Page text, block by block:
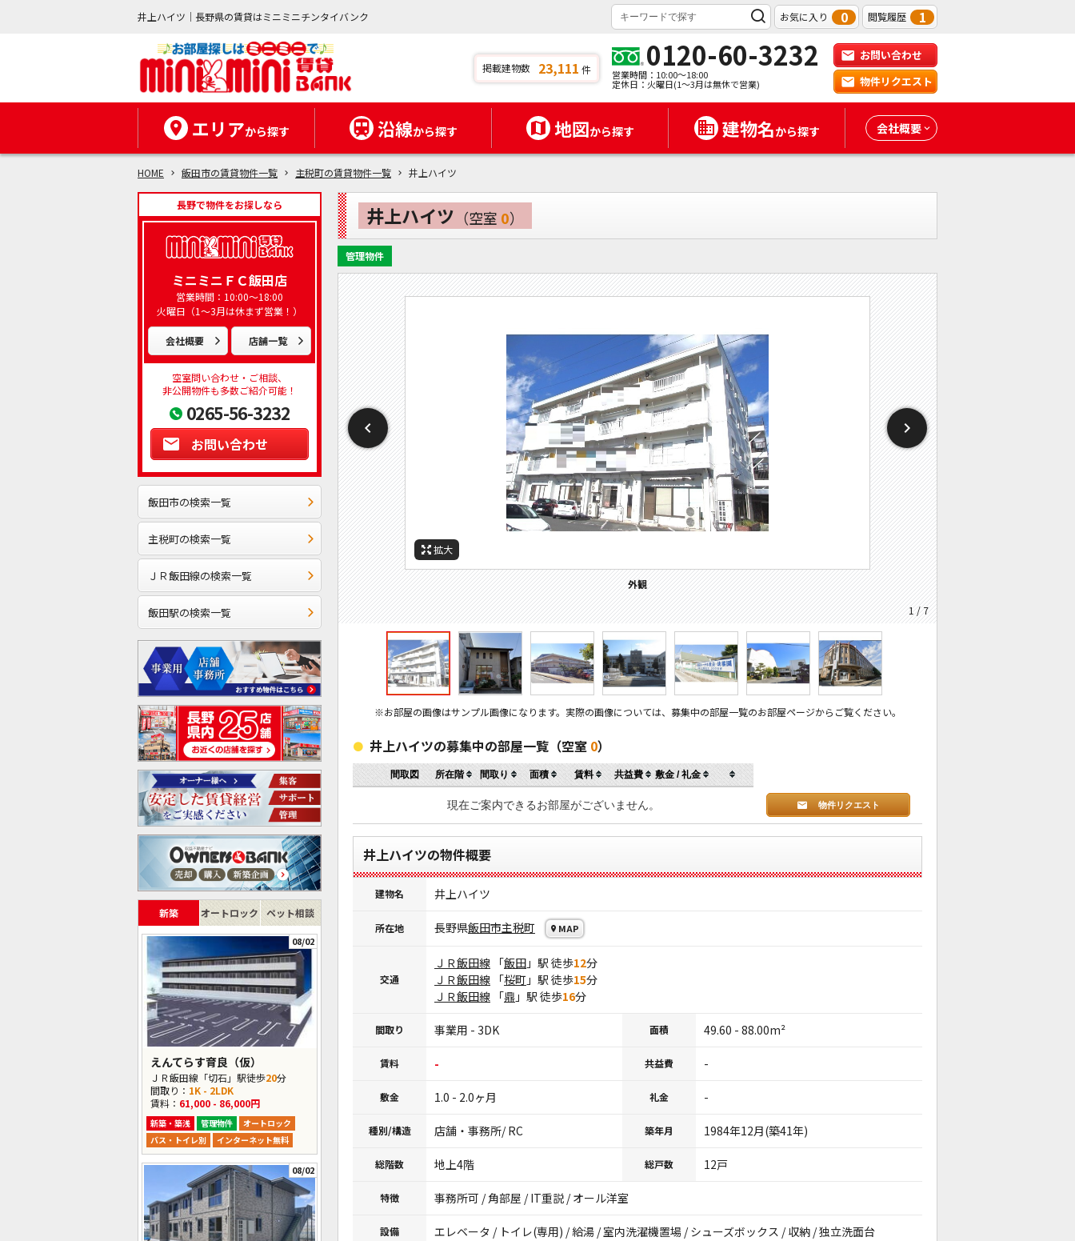
井上ハイツ｜長野県の賃貸はミニミニチンタイバンク お気に入り 0 閲覧履歴 1
掲載建物数 23,111 件 0120-60-3232
営業時間：10:00～18:00
定休日：火曜日(1～3月は無休で営業)
お問い合わせ
物件リクエスト
エリアから探す 沿線から探す 地図から探す 建物名から探す 会社概要
HOME 飯田市の賃貸物件一覧 主税町の賃貸物件一覧 井上ハイツ
長野で物件をお探しなら
ミニミニＦＣ飯田店
営業時間：10:00～18:00
火曜日（1～3月は休まず営業！）
会社概要 店舗一覧
空室問い合わせ・ご相談、
非公開物件も多数ご紹介可能！
0265-56-3232
お問い合わせ
飯田市の検索一覧
主税町の検索一覧
ＪＲ飯田線の検索一覧
飯田駅の検索一覧
新築 オートロック ペット相談
08/02
えんてらす育良（仮）
ＪＲ飯田線「切石」駅徒歩20分
間取り： 1K - 2LDK
賃料： 61,000 - 86,000円
新築・築浅 管理物件
オートロック
バス・トイレ別
インターネット無料
08/02
井上ハイツ （空室 0）
管理物件
拡大
外観
1 / 7
拡大
周辺施設：郵便局
拡大
周辺施設：役所
拡大
周辺施設：高校・高専
拡大
周辺施設：幼稚園・保育園
拡大
周辺施設：中学校
拡大
周辺施設：小学校
※お部屋の画像はサンプル画像になります。実際の画像については、募集中の部屋一覧のお部屋ページからご覧ください。
井上ハイツの募集中の部屋一覧（空室 0）
間取図 所在階 間取り 面積 賃料 共益費 敷金 / 礼金
現在ご案内できるお部屋がございません。 物件リクエスト
井上ハイツの物件概要
建物名 井上ハイツ
所在地 長野県飯田市主税町 MAP
交通
ＪＲ飯田線 「飯田 」駅 徒歩12分
ＪＲ飯田線 「桜町 」駅 徒歩15分
ＪＲ飯田線 「鼎 」駅 徒歩16分
間取り 事業用 - 3DK 面積 49.60 - 88.00m²
賃料 - 共益費 -
敷金 1.0 - 2.0ヶ月 礼金 -
種別/構造 店舗・事務所/ RC 築年月 1984年12月(築41年)
総階数 地上4階 総戸数 12戸
特徴 事務所可 / 角部屋 / IT重説 / オール洋室
設備 エレベータ / トイレ(専用) / 給湯 / 室内洗濯機置場 / シューズボックス / 収納 / 独立洗面台